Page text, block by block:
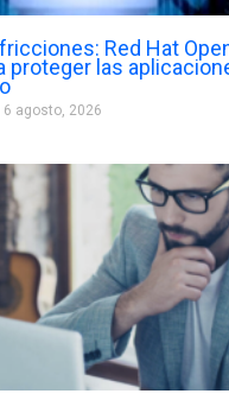
Red Hat
proteger las
6 agosto, 2026